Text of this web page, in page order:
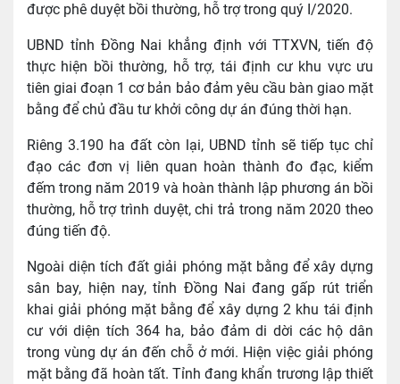
được phê duyệt bồi thường, hỗ trợ trong quý I/2020.
UBND tỉnh Đồng Nai khẳng định với TTXVN, tiến độ
thực hiện bồi thường, hỗ trợ, tái định cư khu vực ưu
tiên giai đoạn 1 cơ bản bảo đảm yêu cầu bàn giao mặt
bằng để chủ đầu tư khởi công dự án đúng thời hạn.
Riêng 3.190 ha đất còn lại, UBND tỉnh sẽ tiếp tục chỉ
đạo các đơn vị liên quan hoàn thành đo đạc, kiểm
đếm trong năm 2019 và hoàn thành lập phương án bồi
thường, hỗ trợ trình duyệt, chi trả trong năm 2020 theo
đúng tiến độ.
Ngoài diện tích đất giải phóng mặt bằng để xây dựng
sân bay, hiện nay, tỉnh Đồng Nai đang gấp rút triển
khai giải phóng mặt bằng để xây dựng 2 khu tái định
cư với diện tích 364 ha, bảo đảm di dời các hộ dân
trong vùng dự án đến chỗ ở mới. Hiện việc giải phóng
mặt bằng đã hoàn tất. Tỉnh đang khẩn trương lập thiết